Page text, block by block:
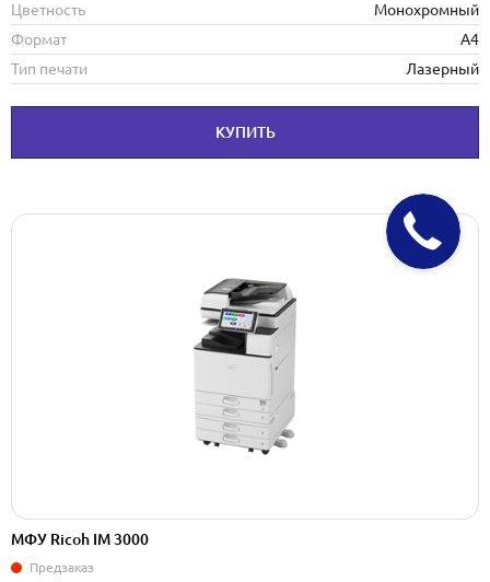
Цветность
Монохромный
Формат
А4
Тип печати
Лазерный
КУПИТЬ
МФУ Ricoh IM 3000
Предзаказ